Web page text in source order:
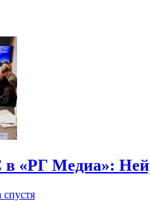
«РГ Медиа»:
спустя